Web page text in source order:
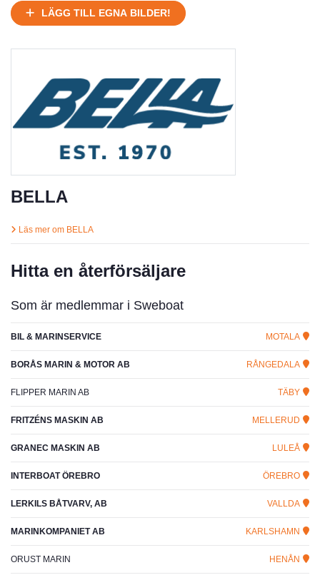
LÄGG TILL EGNA BILDER!
BELLA
Läs mer om BELLA
Hitta en återförsäljare
Som är medlemmar i Sweboat
BIL & MARINSERVICE MOTALA
BORÅS MARIN & MOTOR AB RÅNGEDALA
FLIPPER MARIN AB TÄBY
FRITZÉNS MASKIN AB MELLERUD
GRANEC MASKIN AB LULEÅ
INTERBOAT ÖREBRO ÖREBRO
LERKILS BÅTVARV, AB VALLDA
MARINKOMPANIET AB KARLSHAMN
ORUST MARIN HENÅN